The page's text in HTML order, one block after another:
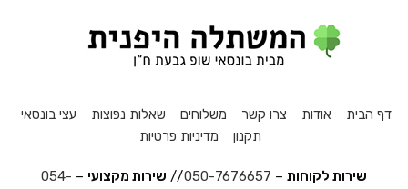
דף הבית אודות צרו קשר משלוחים שאלות נפוצות
עצי בונסאי
תקנון
מדיניות פרטיות
שירות לקוחות –
050-7676657
// שירות מקצועי –
054-